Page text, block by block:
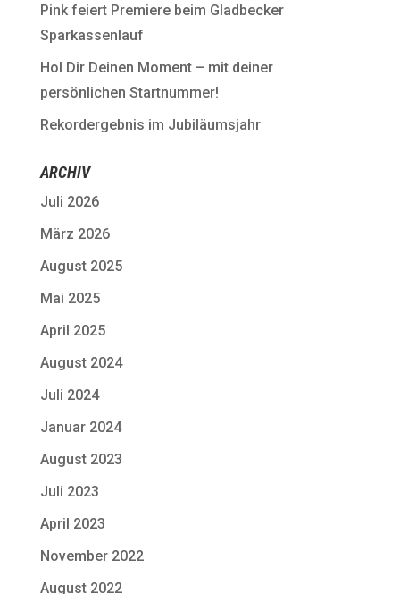
Pink feiert Premiere beim Gladbecker
Sparkassenlauf
Hol Dir Deinen Moment – mit deiner
persönlichen Startnummer!
Rekordergebnis im Jubiläumsjahr
ARCHIV
Juli 2026
März 2026
August 2025
Mai 2025
April 2025
August 2024
Juli 2024
Januar 2024
August 2023
Juli 2023
April 2023
November 2022
August 2022